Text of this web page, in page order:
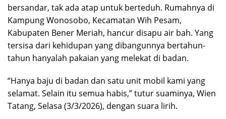
bersandar, tak ada atap untuk berteduh. Rumahnya di
Kampung Wonosobo, Kecamatan Wih Pesam,
Kabupaten Bener Meriah, hancur disapu air bah. Yang
tersisa dari kehidupan yang dibangunnya bertahun-
tahun hanyalah pakaian yang melekat di badan.
“Hanya baju di badan dan satu unit mobil kami yang
selamat. Selain itu semua habis,” tutur suaminya, Wien
Tatang, Selasa (3/3/2026), dengan suara lirih.